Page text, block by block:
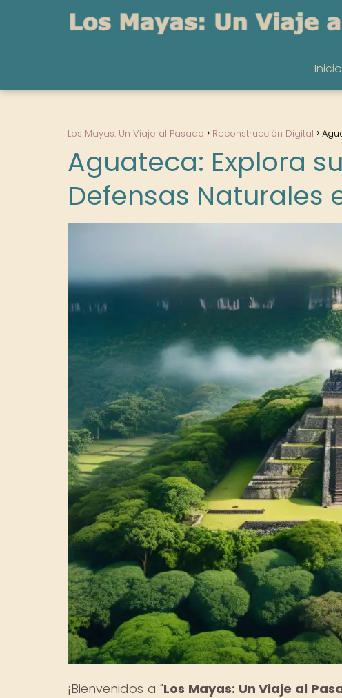
Inicio
Los Mayas: Un Viaje al Pasado Reconstrucción Digital
Aguateca: Explora
Defensas Naturales
¡Bienvenidos a "Los Mayas: Un Viaje al